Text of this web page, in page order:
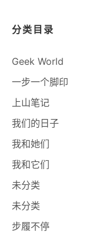
分类目录
Geek World
一步一个脚印
上山笔记
我们的日子
我和她们
我和它们
未分类
未分类
步履不停